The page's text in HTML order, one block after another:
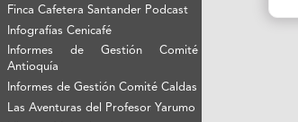
Finca Cafetera Santander Podcast
Infografías Cenicafé
Informes de Gestión Comité
Antioquía
Informes de Gestión Comité Caldas
Las Aventuras del Profesor Yarumo